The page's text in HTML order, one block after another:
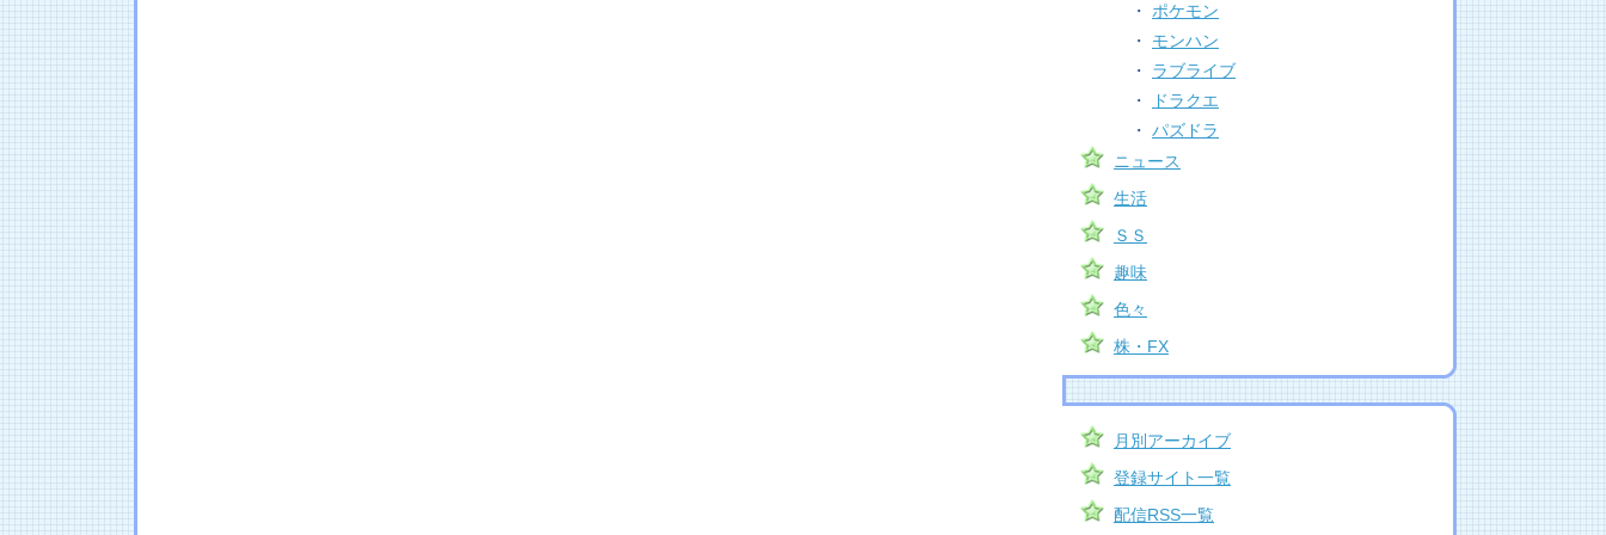
・ ポケモン
・ モンハン
・ ラブライブ
・
ドラクエ
・ パズドラ
ニュース
生活
ＳＳ
趣味
色々
株・FX
月別アーカイブ
登録サイト一覧
配信RSS一覧